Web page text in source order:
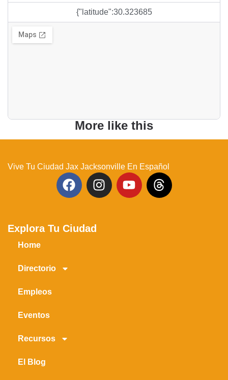
{"latitude":30.323685
More like this
Vive Tu Ciudad Jax Jacksonville En Español
Explora Tu Ciudad
Home
Directorio
Empleos
Eventos
Recursos
El Blog